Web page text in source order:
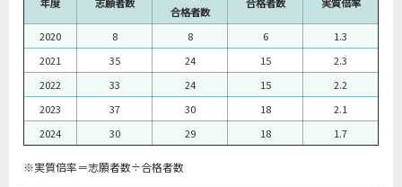
合格者数
2020 8 8 6
1.3
2021
35 24 15
2.3
2022
33 24 15
2.2
2023
37 30 18
2.1
2024
30 29 18 1.7
※実質倍率＝志願者数÷合格者数